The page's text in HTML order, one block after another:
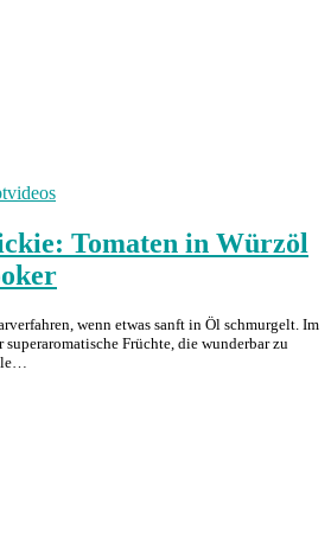
Tomaten in Würzöl
wenn etwas sanft in Öl schmurgelt. Im
Früchte, die wunderbar zu